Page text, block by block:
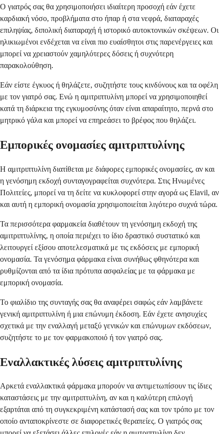
Ο γιατρός σας θα χρησιμοποιήσει ιδιαίτερη προσοχή εάν έχετε
καρδιακή νόσο, προβλήματα στο ήπαρ ή στα νεφρά, διαταραχές
επιληψίας, διπολική διαταραχή ή ιστορικό αυτοκτονικών σκέψεων. Οι
ηλικιωμένοι ενδέχεται να είναι πιο ευαίσθητοι στις παρενέργειες και
μπορεί να χρειαστούν χαμηλότερες δόσεις ή συχνότερη
παρακολούθηση.
Εάν είστε έγκυος ή θηλάζετε, συζητήστε τους κινδύνους και τα οφέλη
με τον γιατρό σας. Ενώ η αμιτριπτυλίνη μπορεί να χρησιμοποιηθεί
κατά τη διάρκεια της εγκυμοσύνης όταν είναι απαραίτητο, περνά στο
μητρικό γάλα και μπορεί να επηρεάσει το βρέφος που θηλάζει.
Εμπορικές ονομασίες αμιτριπτυλίνης
Η αμιτριπτυλίνη διατίθεται με διάφορες εμπορικές ονομασίες, αν και
η γενόσημη εκδοχή συνταγογραφείται συχνότερα. Στις Ηνωμένες
Πολιτείες, μπορεί να τη δείτε να κυκλοφορεί στην αγορά ως Elavil, αν
και αυτή η εμπορική ονομασία χρησιμοποιείται λιγότερο συχνά τώρα.
Τα περισσότερα φαρμακεία διαθέτουν τη γενόσημη εκδοχή της
αμιτριπτυλίνης, η οποία περιέχει το ίδιο δραστικό συστατικό και
λειτουργεί εξίσου αποτελεσματικά με τις εκδόσεις με εμπορική
ονομασία. Τα γενόσημα φάρμακα είναι συνήθως φθηνότερα και
ρυθμίζονται από τα ίδια πρότυπα ασφαλείας με τα φάρμακα με
εμπορική ονομασία.
Το φιαλίδιο της συνταγής σας θα αναφέρει σαφώς εάν λαμβάνετε
γενική αμιτριπτυλίνη ή μια επώνυμη έκδοση. Εάν έχετε ανησυχίες
σχετικά με την εναλλαγή μεταξύ γενικών και επώνυμων εκδόσεων,
συζητήστε το με τον φαρμακοποιό ή τον γιατρό σας.
Εναλλακτικές λύσεις αμιτριπτυλίνης
Αρκετά εναλλακτικά φάρμακα μπορούν να αντιμετωπίσουν τις ίδιες
καταστάσεις με την αμιτριπτυλίνη, αν και η καλύτερη επιλογή
εξαρτάται από τη συγκεκριμένη κατάστασή σας και τον τρόπο με τον
οποίο ανταποκρίνεστε σε διαφορετικές θεραπείες. Ο γιατρός σας